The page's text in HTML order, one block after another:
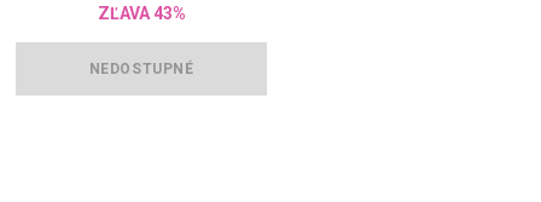
ZĽAVA 43%
NEDOSTUPNÉ